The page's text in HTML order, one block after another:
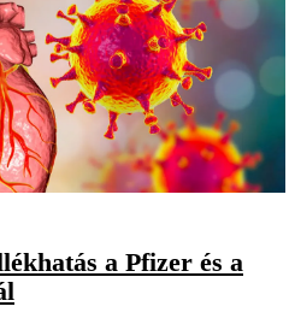
a Pfizer és a